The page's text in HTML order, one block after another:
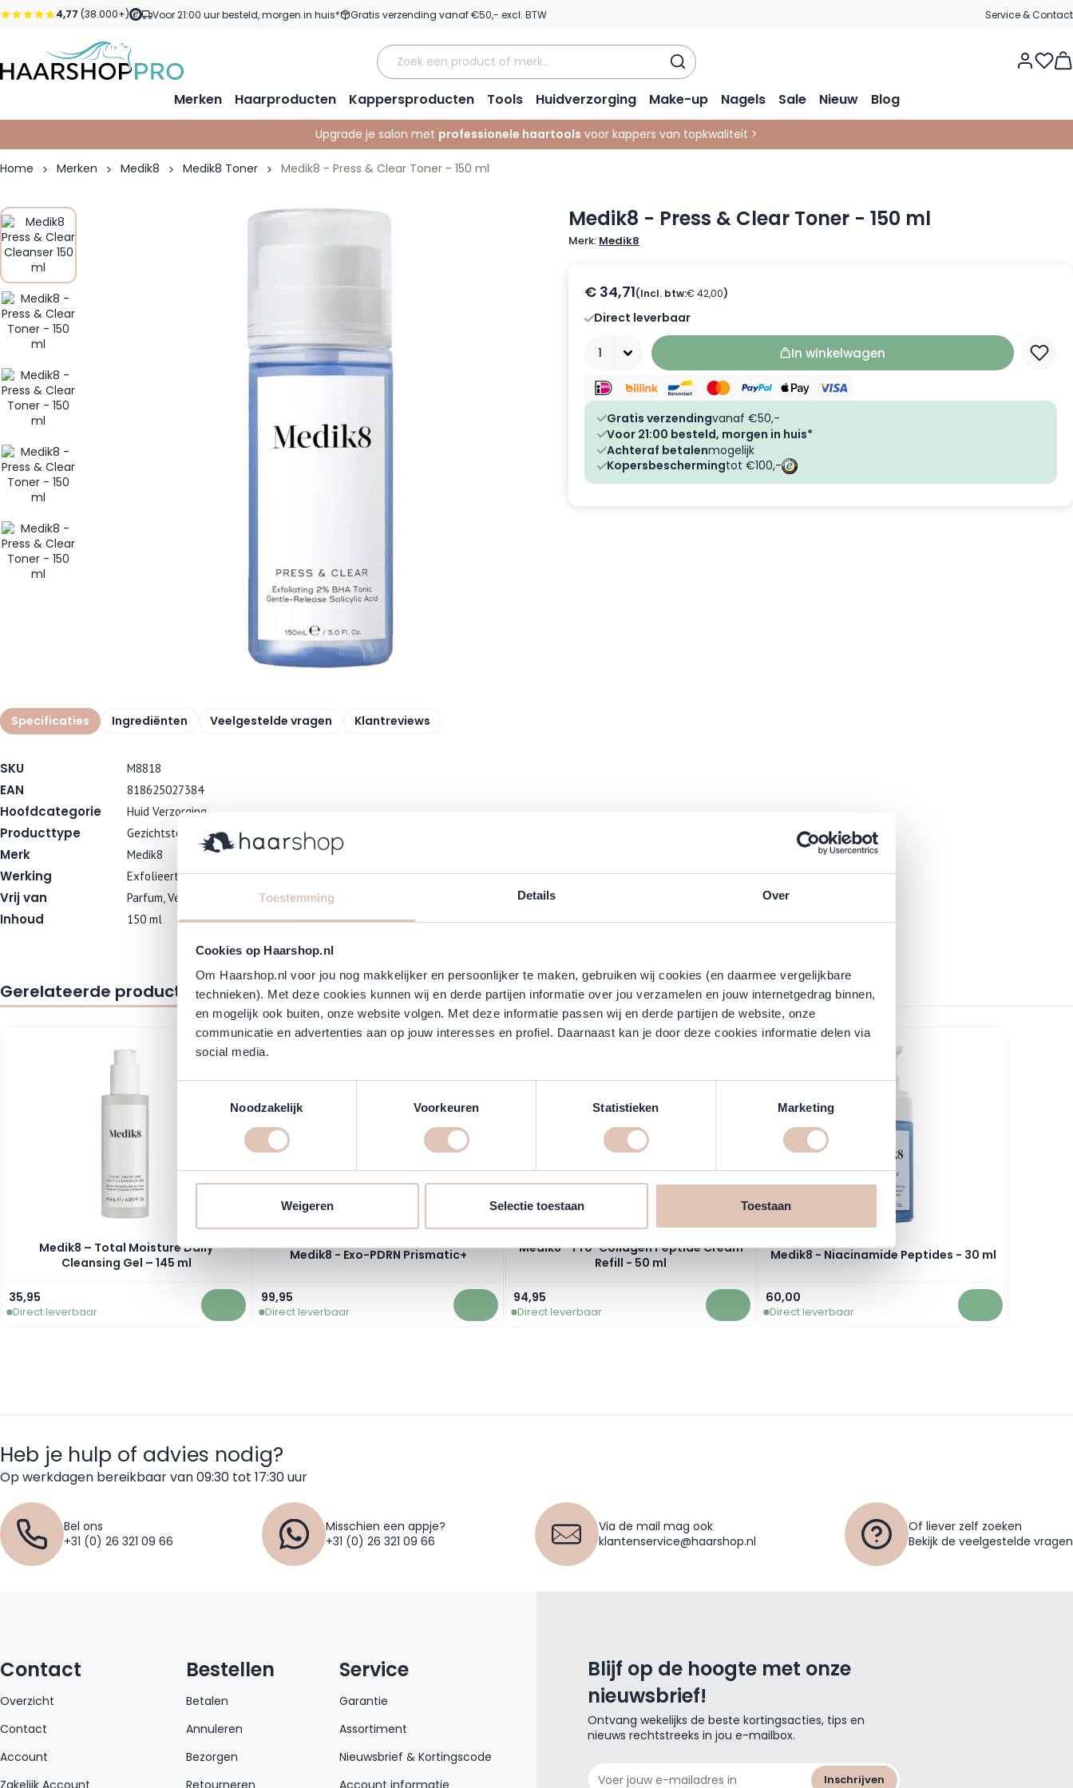
Toestemming Details Over
Cookies op Haarshop.nl
Om Haarshop.nl voor jou nog makkelijker en persoonlijker te maken, gebruiken wij cookies (en daarmee vergelijkbare
technieken). Met deze cookies kunnen wij en derde partijen informatie over jou verzamelen en jouw internetgedrag binnen,
en mogelijk ook buiten, onze website volgen. Met deze informatie passen wij en derde partijen de website, onze
communicatie en advertenties aan op jouw interesses en profiel. Daarnaast kan je door deze cookies informatie delen via
social media.
Noodzakelijk
Voorkeuren Statistieken Marketing
Weigeren Selectie toestaan Toestaan
Ga naar de inhoud
4,77 (38.000+) Voor 21:00 uur besteld, morgen in huis* Gratis verzending vanaf €50,- excl. BTW Service & Contact
Merken Haarproducten Kappersproducten Tools Huidverzorging Make-up Nagels Sale Nieuw Blog
Upgrade je salon met professionele haartools voor kappers van topkwaliteit >
Home Merken Medik8 Medik8 Toner Medik8 - Press & Clear Toner - 150 ml
Medik8 - Press & Clear Toner - 150 ml
Merk: Medik8
€ 34,71(Incl. btw:€ 42,00)
Direct leverbaar
In winkelwagen
Gratis verzendingvanaf €50,-
Voor 21:00 besteld, morgen in huis*
Achteraf betalenmogelijk
Kopersbeschermingtot €100,-
Specificaties Ingrediënten Veelgestelde vragen Klantreviews
SKU M8818
EAN 818625027384
Hoofdcategorie Huid Verzorging
Producttype Gezichtstoner
Merk Medik8
Werking Exfolieert de huid, Reinigt huid
Vrij van Parfum, Vegan
Inhoud 150 ml
Gerelateerde producten
Navigating through the elements of the carousel is possible using the tab key. You can skip the carousel or go straight to carousel navigation using the skip links.
Medik8 – Total Moisture Daily
Cleansing Gel – 145 ml
35,95
Direct leverbaar In winkelwagen
Medik8 - Exo-PDRN Prismatic+
99,95
Direct leverbaar In winkelwagen
Medik8 - Pro-Collagen Peptide Cream
Refill - 50 ml
94,95
Direct leverbaar In winkelwagen
Medik8 - Niacinamide Peptides - 30 ml
60,00
Direct leverbaar In winkelwagen
Heb je hulp of advies nodig?
Op werkdagen bereikbaar van 09:30 tot 17:30 uur
Bel ons
+31 (0) 26 321 09 66
Misschien een appje?
+31 (0) 26 321 09 66
Via de mail mag ook
klantenservice@haarshop.nl
Of liever zelf zoeken
Bekijk de veelgestelde vragen
Contact
Overzicht
Contact
Account
Zakelijk Account
Bestellen
Betalen
Annuleren
Bezorgen
Retourneren
Service
Garantie
Assortiment
Nieuwsbrief & Kortingscode
Account informatie
Blijf op de hoogte met onze
nieuwsbrief!
Ontvang wekelijks de beste kortingsacties, tips en
nieuws rechtstreeks in jou e-mailbox.
Inschrijven